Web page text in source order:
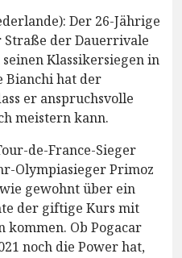
Der 26-Jährige
Straße der Dauerrivale
Klassikersiegen in
Bianchi hat der
er anspruchsvolle
meistern kann.
de-France-Sieger
Olympiasieger Primoz
gewohnt über ein
der giftige Kurs mit
kommen. Ob Pogacar
noch die Power hat,